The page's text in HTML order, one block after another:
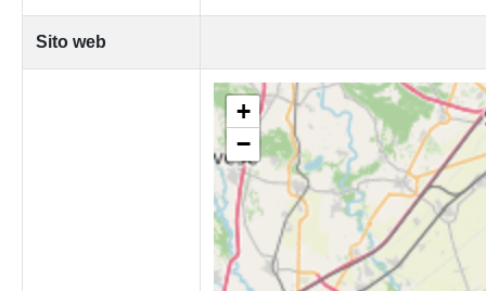
Sito web
+
−